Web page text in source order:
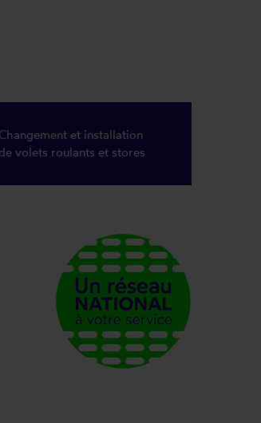
Changement et installation
volets roulants et stores